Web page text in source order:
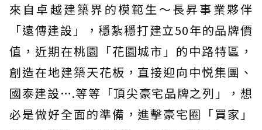
來自卓越建築界的模範生～長昇事業夥伴
「遠傳建設」，穩紮穩打建立50年的品牌價
值，近期在桃園「花園城市」的中路特區，
創造在地建築天花板，直接迎向中悦集團、
國泰建設….等等「頂尖豪宅品牌之列」，想
必是做好全面的準備，進擊豪宅圈「買家」